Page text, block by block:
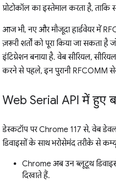
प्रोटोकॉल का इस्तेमाल करता है,
आज भी, नए और मौजूदा हार्डवेयर में
ज़रूरी शर्तों को पूरा किया जा सकता
इंटिग्रेशन बनाया है. वेब सीरियल,
करने से पहले, इन पुरानी RFCOMM
Web Serial API में हुए
डेस्कटॉप पर Chrome 117 से, वेब
डिवाइसों के साथ भरोसेमंद तरीके से
Chrome अब उन ब्लूटूथ
दिखाते हैं.